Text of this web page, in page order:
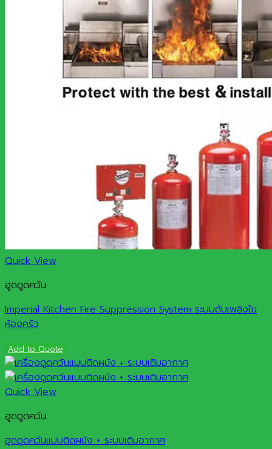
Quick View
ฮูดดูดควัน
Imperial Kitchen Fire Suppression System ระบบดับเพลิงใน
ห้องครัว
Add to Quote
Quick View
ฮูดดูดควัน
ฮูดดูดควันแบบติดผนัง + ระบบเติมอากาศ